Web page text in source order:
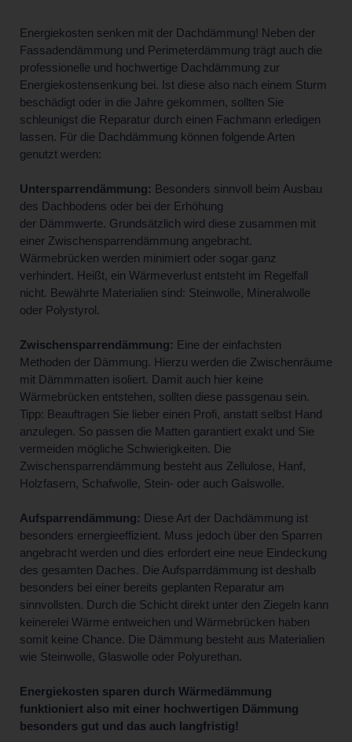
Energiekosten senken mit der Dachdämmung! Neben der
Fassadendämmung und Perimeterdämmung trägt auch die
professionelle und hochwertige Dachdämmung zur
Energiekostensenkung bei. Ist diese also nach einem Sturm
beschädigt oder in die Jahre gekommen, sollten Sie
schleunigst die Reparatur durch einen Fachmann erledigen
lassen. Für die Dachdämmung können folgende Arten
genutzt werden:
Untersparrendämmung: Besonders sinnvoll beim Ausbau
des Dachbodens oder bei der Erhöhung
der Dämmwerte. Grundsätzlich wird diese zusammen mit
einer Zwischensparrendämmung angebracht.
Wärmebrücken werden minimiert oder sogar ganz
verhindert. Heißt, ein Wärmeverlust entsteht im Regelfall
nicht. Bewährte Materialien sind: Steinwolle, Mineralwolle
oder Polystyrol.
Zwischensparrendämmung: Eine der einfachsten
Methoden der Dämmung. Hierzu werden die Zwischenräume
mit Dämmmatten isoliert. Damit auch hier keine
Wärmebrücken entstehen, sollten diese passgenau sein.
Tipp: Beauftragen Sie lieber einen Profi, anstatt selbst Hand
anzulegen. So passen die Matten garantiert exakt und Sie
vermeiden mögliche Schwierigkeiten. Die
Zwischensparrendämmung besteht aus Zellulose, Hanf,
Holzfasern, Schafwolle, Stein- oder auch Galswolle.
Aufsparrendämmung: Diese Art der Dachdämmung ist
besonders ernergieeffizient. Muss jedoch über den Sparren
angebracht werden und dies erfordert eine neue Eindeckung
des gesamten Daches. Die Aufsparrdämmung ist deshalb
besonders bei einer bereits geplanten Reparatur am
sinnvollsten. Durch die Schicht direkt unter den Ziegeln kann
keinerelei Wärme entweichen und Wärmebrücken haben
somit keine Chance. Die Dämmung besteht aus Materialien
wie Steinwolle, Glaswolle oder Polyurethan.
Energiekosten sparen durch Wärmedämmung
funktioniert also mit einer hochwertigen Dämmung
besonders gut und das auch langfristig!